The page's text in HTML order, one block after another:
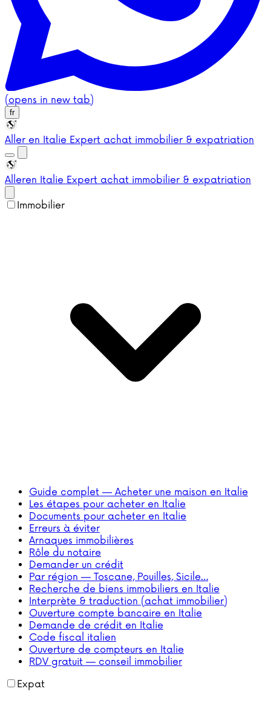
(opens in new tab)
fr
Aller en Italie Expert achat immobilier & expatriation
Alleren Italie Expert achat immobilier & expatriation
Immobilier
Guide complet — Acheter une maison en Italie
Les étapes pour acheter en Italie
Documents pour acheter en Italie
Erreurs à éviter
Arnaques immobilières
Rôle du notaire
Demander un crédit
Par région — Toscane, Pouilles, Sicile…
Recherche de biens immobiliers en Italie
Interprète & traduction (achat immobilier)
Ouverture compte bancaire en Italie
Demande de crédit en Italie
Code fiscal italien
Ouverture de compteurs en Italie
RDV gratuit — conseil immobilier
Expat